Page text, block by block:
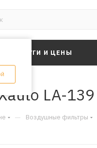
УСЛУГИ И ЦЕНЫ
LA-139
— Воздушные фильтры